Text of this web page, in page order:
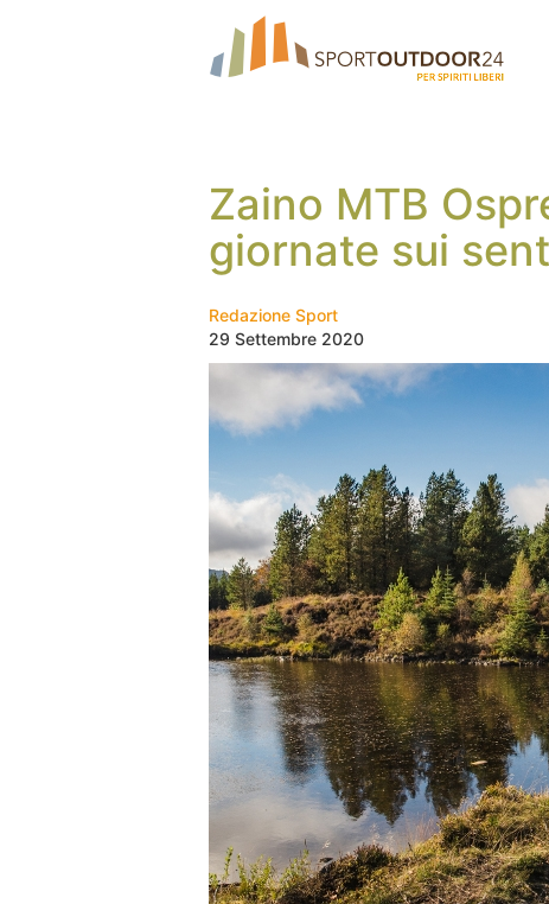
Zaino MTB
giornate sui
Redazione Sport
29 Settembre 2020